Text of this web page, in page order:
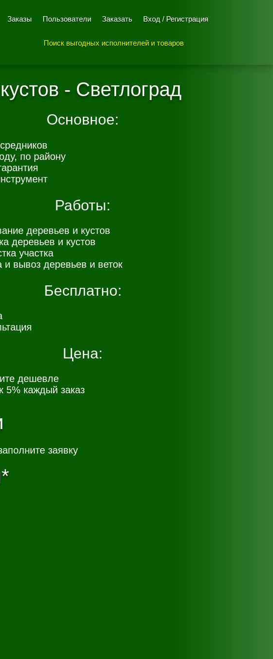
Заказы Пользователи Заказать Вход / Регистрация
Поиск выгодных исполнителей и товаров
- Светлоград
Основное:
по району
Работы:
деревьев и кустов
деревьев и кустов
участка
вывоз деревьев и веток
Бесплатно:
Цена:
дешевле
5% каждый заказ
заявку